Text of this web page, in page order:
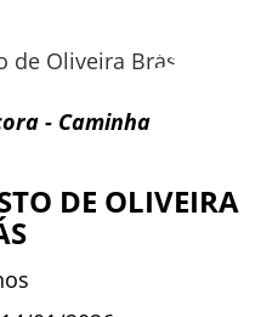
- Caminha
DE OLIVEIRA